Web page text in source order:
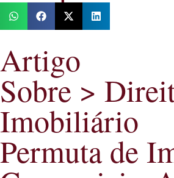
Artigo
Sobre >
Imobiliário
Permuta de